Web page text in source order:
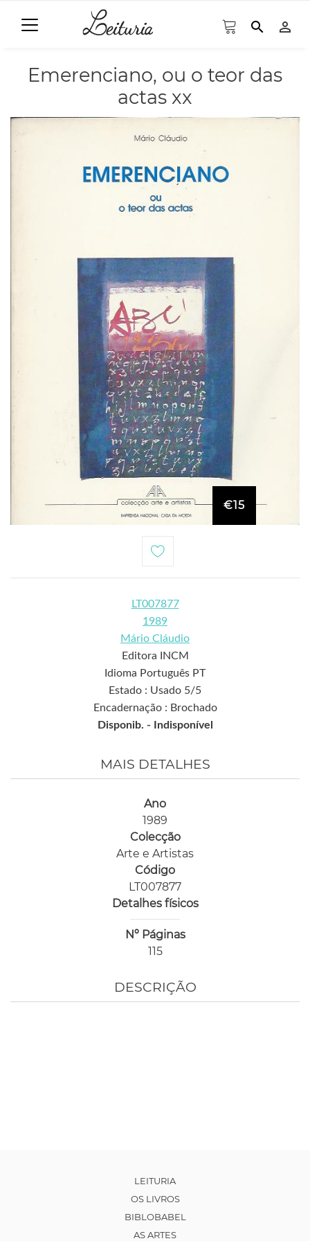
search person_outline
Emerenciano, ou o teor das
actas xx
€15
LT007877
1989
Mário Cláudio
Editora INCM
Idioma Português PT
Estado : Usado 5/5
Encadernação : Brochado
Disponib. -
Indisponível
MAIS DETALHES
Ano
1989
Colecção
Arte e Artistas
Código
LT007877
Detalhes físicos
Nº Páginas
115
DESCRIÇÃO
LEITURIA
OS LIVROS
BIBLOBABEL
AS ARTES